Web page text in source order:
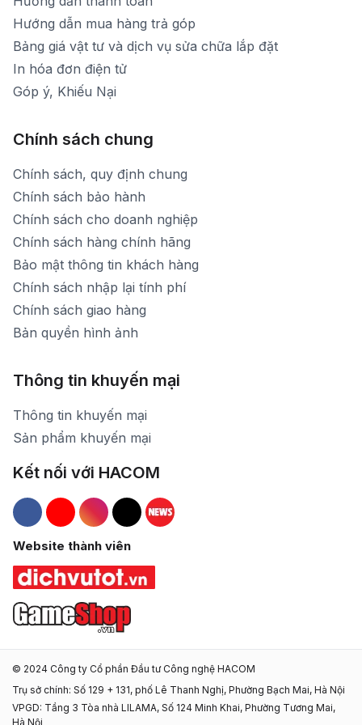
Hướng dẫn mua hàng trả góp
Bảng giá vật tư và dịch vụ sửa chữa lắp đặt
In hóa đơn điện tử
Góp ý, Khiếu Nại
Chính sách chung
Chính sách, quy định chung
Chính sách bảo hành
Chính sách cho doanh nghiệp
Chính sách hàng chính hãng
Bảo mật thông tin khách hàng
Chính sách nhập lại tính phí
Chính sách giao hàng
Bản quyền hình ảnh
Thông tin khuyến mại
Thông tin khuyến mại
Sản phẩm khuyến mại
Kết nối với HACOM
Hacom Facebook
Hacom YouTube
Hacom Instagram
Hacom TikTok
Website thành viên
© 2024 Công ty Cổ phần Đầu tư Công nghệ HACOM
Trụ sở chính: Số 129 + 131, phố Lê Thanh Nghị, Phường Bạch Mai, Hà Nội
VPGD: Tầng 3 Tòa nhà LILAMA, Số 124 Minh Khai, Phường Tương Mai,
Hà Nội